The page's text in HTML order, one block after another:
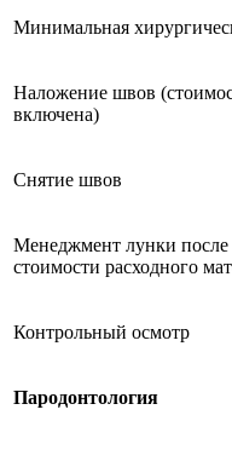
Минимальная
Наложение швов
включена)
Снятие швов
Менеджмент лунки после
стоимости расходного
Контрольный осмотр
Пародонтология